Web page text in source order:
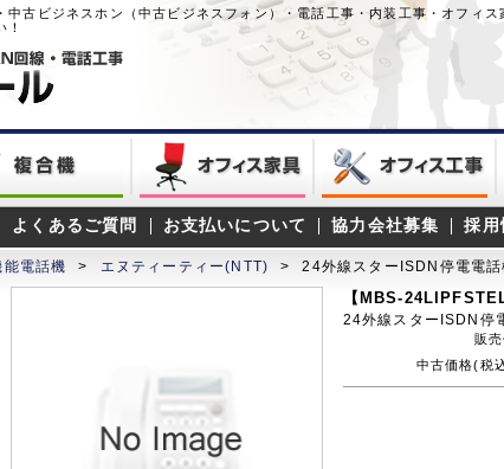
中古ビジネスホン（中古ビジネスフォン）・電話工事・内装工事・オフィス
よくあるご質問 お支払いについて 協力会社募集 採用
能電話機 > エヌティーティー(NTT) > 24外線スターISDN停電電話
【MBS-
24外線スターISDN停
販
中古価格(税